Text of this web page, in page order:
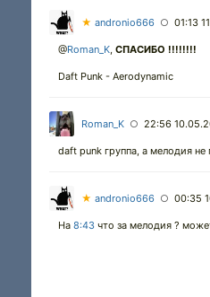
★ andronio666 ○ 01:13
@Roman_K, СПАСИБО !!!!!!!!
Daft Punk - Aerodynamic
Roman_K ○ 22:56
daft punk группа, а мелодия
★ andronio666 ○ 00:35
На 8:43 что за мелодия ?